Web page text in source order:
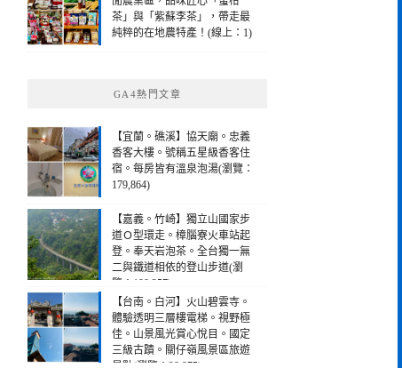
茶」與「紫蘇李茶」，帶走最
純粹的在地農特產！(線上：1)
GA4熱門文章
【宜蘭。礁溪】協天廟。忠義
香客大樓。號稱五星級香客住
宿。每房皆有溫泉泡湯(瀏覽：
179,864)
【嘉義。竹崎】獨立山國家步
道Ｏ型環走。樟腦寮火車站起
登。奉天岩泡茶。全台獨一無
二與鐵道相依的登山步道(瀏
覽：190,257)
【台南。白河】火山碧雲寺。
體驗透明三層樓電梯。視野極
佳。山景風光賞心悅目。國定
三級古蹟。關仔嶺風景區旅遊